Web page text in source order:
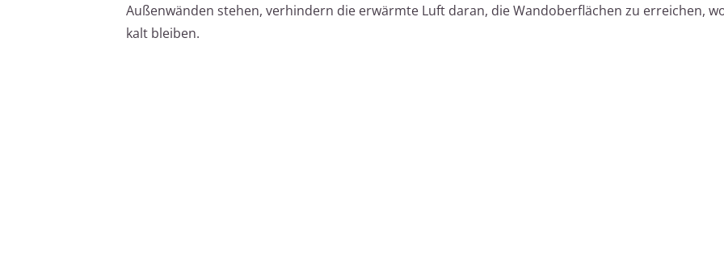
Außenwänden stehen, verhindern die erwärmte Luft daran, die Wandoberflächen zu erreichen,
kalt bleiben.